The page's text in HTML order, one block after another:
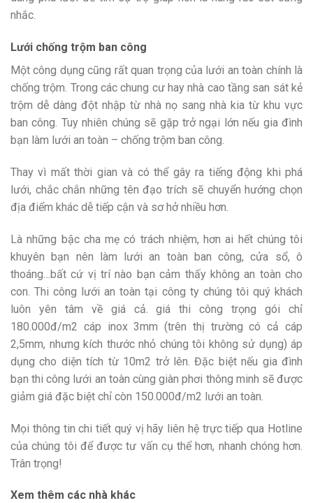
nhắc.
Lưới chống trộm ban công
Một công dụng cũng rất quan trọng của lưới an toàn chính là
chống trộm. Trong các chung cư hay nhà cao tầng san sát kẻ
trộm dễ dàng đột nhập từ nhà nọ sang nhà kia từ khu vực
ban công. Tuy nhiên chúng sẽ gặp trở ngại lớn nếu gia đình
bạn làm lưới an toàn – chống trộm ban công.
Thay vì mất thời gian và có thể gây ra tiếng động khi phá
lưới, chắc chắn những tên đạo trích sẽ chuyển hướng chọn
địa điểm khác dễ tiếp cận và sơ hở nhiều hơn.
Là những bậc cha mẹ có trách nhiệm, hơn ai hết chúng tôi
khuyên bạn nên làm lưới an toàn ban công, cửa sổ, ô
thoáng…bất cứ vị trí nào bạn cảm thấy không an toàn cho
con. Thi công lưới an toàn tại công ty chúng tôi quý khách
luôn yên tâm về giá cả. giá thi công trọng gói chỉ
180.000đ/m2 cáp inox 3mm (trên thị trường có cả cáp
2,5mm, nhưng kích thước nhỏ chúng tôi không sử dụng) áp
dụng cho diện tích từ 10m2 trở lên. Đặc biệt nếu gia đình
bạn thi công lưới an toàn cùng giàn phơi thông minh sẽ được
giảm giá đặc biệt chỉ còn 150.000đ/m2 lưới an toàn.
Mọi thông tin chi tiết quý vị hãy liên hệ trực tiếp qua Hotline
của chúng tôi để được tư vấn cụ thể hơn, nhanh chóng hơn.
Trân trọng!
Xem thêm các nhà khác